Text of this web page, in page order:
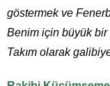
göstermek ve
Benim için büyük bir
Takım olarak